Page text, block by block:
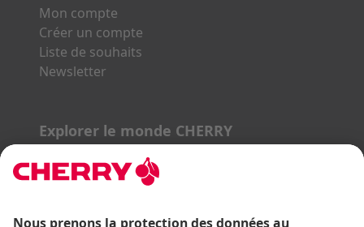
Mon compte
Créer un compte
Liste de souhaits
Newsletter
Explorer le monde CHERRY
Gaming Series
STREAM Series
ERGO Line